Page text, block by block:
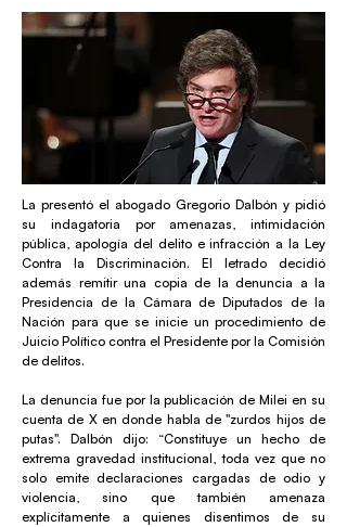
La presentó el abogado Gregorio Dalbón y pidió
su indagatoria por amenazas, intimidación
pública, apología del delito e infracción a la Ley
Contra la Discriminación. El letrado decidió
además remitir una copia de la denuncia a la
Presidencia de la Cámara de Diputados de la
Nación para que se inicie un procedimiento de
Juicio Político contra el Presidente por la Comisión
de delitos.
La denuncia fue por la publicación de Milei en su
cuenta de X en donde habla de "zurdos hijos de
putas". Dalbón dijo: “Constituye un hecho de
extrema gravedad institucional, toda vez que no
solo emite declaraciones cargadas de odio y
violencia, sino que también amenaza
explícitamente a quienes disentimos de su